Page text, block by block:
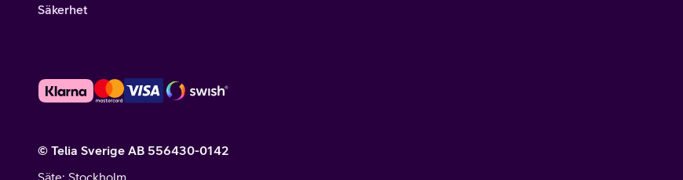
Säkerhet
© Telia Sverige AB 556430-0142
Säte: Stockholm